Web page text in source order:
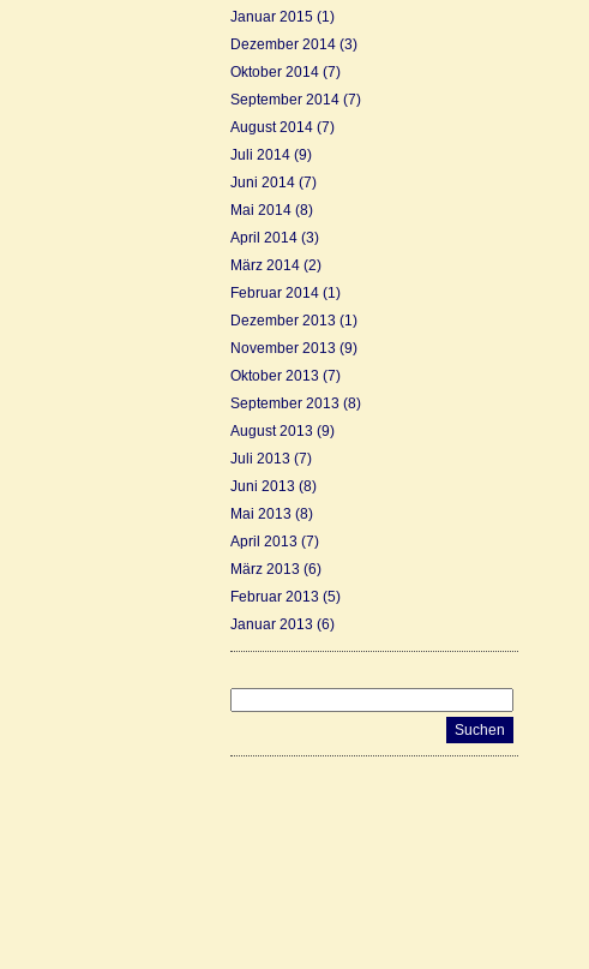
Januar 2015 (1)
Dezember 2014 (3)
Oktober 2014 (7)
September 2014 (7)
August 2014 (7)
Juli 2014 (9)
Juni 2014 (7)
Mai 2014 (8)
April 2014 (3)
März 2014 (2)
Februar 2014 (1)
Dezember 2013 (1)
November 2013 (9)
Oktober 2013 (7)
September 2013 (8)
August 2013 (9)
Juli 2013 (7)
Juni 2013 (8)
Mai 2013 (8)
April 2013 (7)
März 2013 (6)
Februar 2013 (5)
Januar 2013 (6)